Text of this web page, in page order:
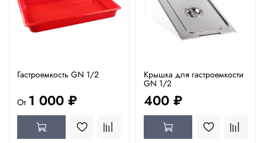
Гастроемкость GN 1/2
От 1 000 ₽
Крышка для гастроемкости
GN 1/2
400 ₽